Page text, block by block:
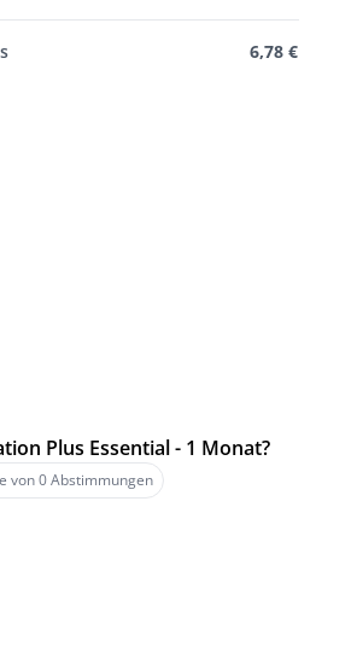
6,78 €
Plus Essential - 1 Monat?
von 0 Abstimmungen